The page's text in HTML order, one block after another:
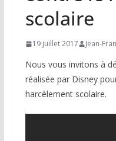
scolaire
19 juillet 2017 Jean-
Nous vous invitons à
réalisée par Disney
harcèlement scolaire.